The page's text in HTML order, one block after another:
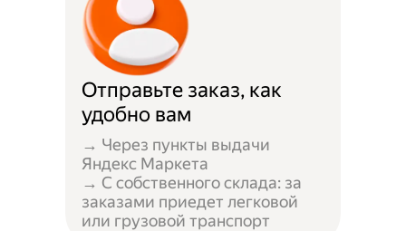
Отправьте заказ, как
удобно вам
→ Через пункты выдачи
Яндекс Маркета
→ С собственного склада: за
заказами приедет легковой
или грузовой транспорт